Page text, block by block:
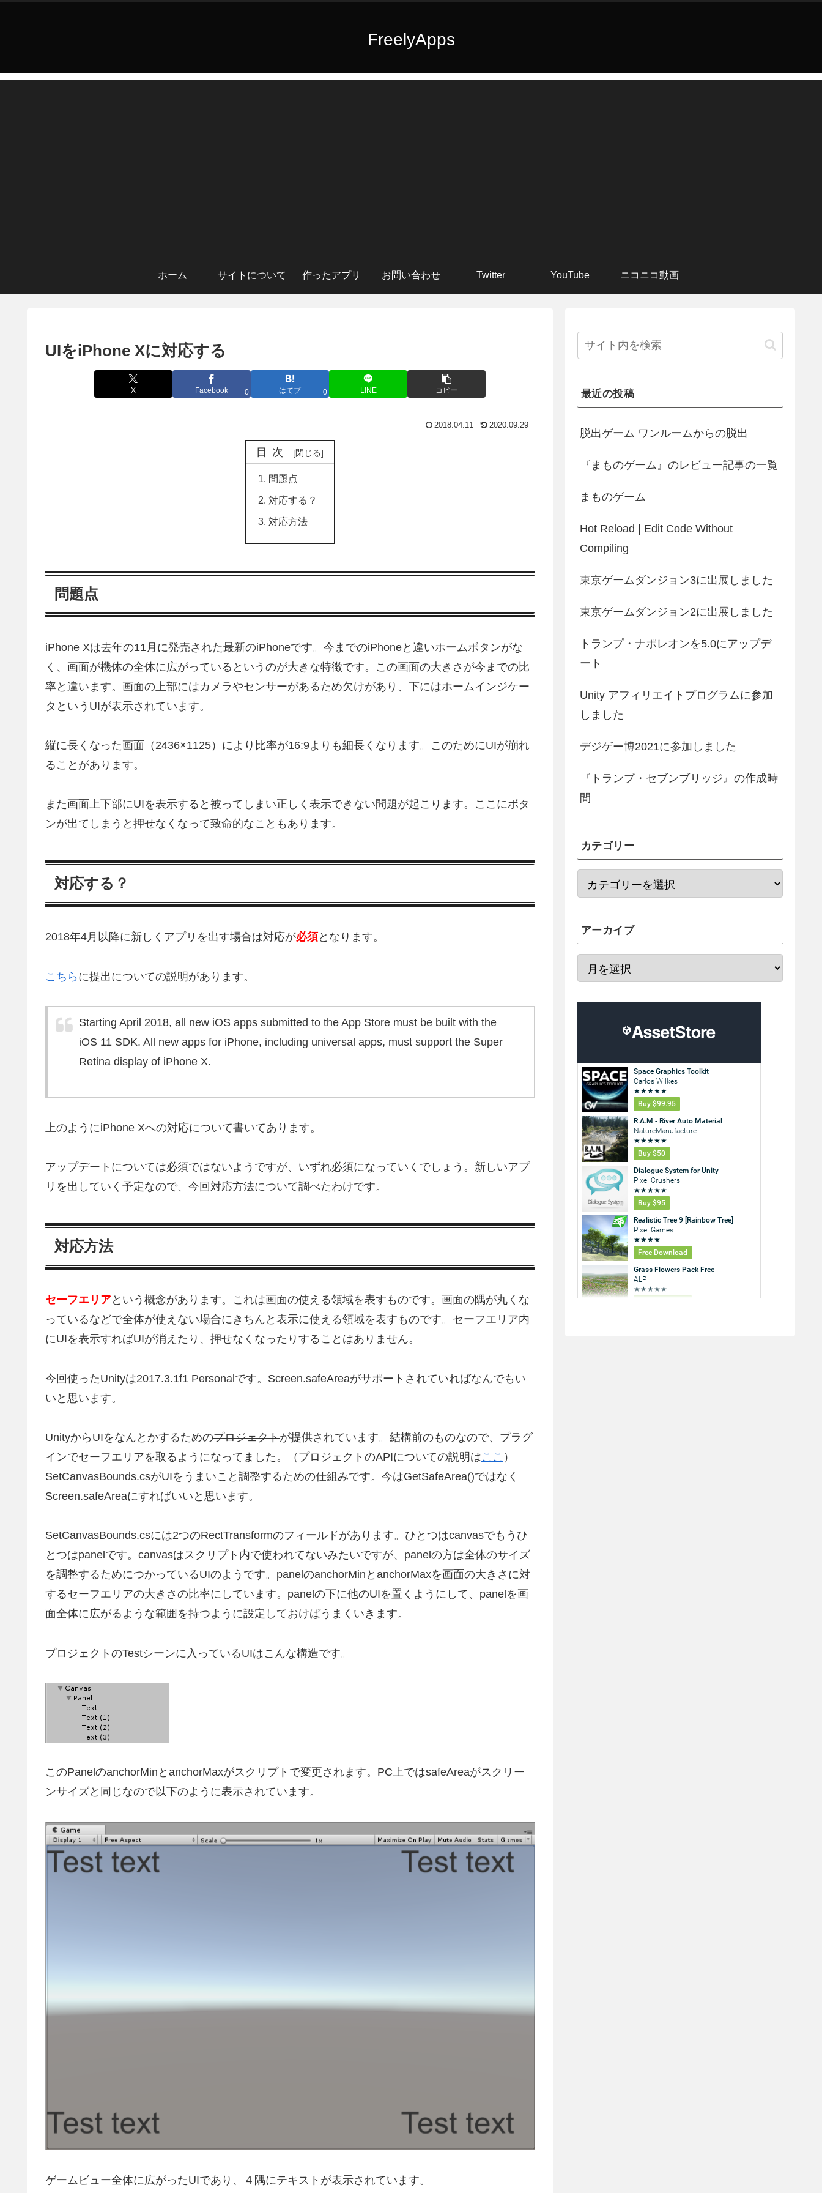
FreelyApps
ホーム サイトについて 作ったアプリ お問い合わせ Twitter YouTube ニコニコ動画
UIをiPhone Xに対応する
X Facebook 0 はてブ 0 LINE コピー
2018.04.11 2020.09.29
目次
問題点
対応する？
対応方法
問題点
iPhone Xは去年の11月に発売された最新のiPhoneです。今までのiPhoneと違いホームボタンがな
く、画面が機体の全体に広がっているというのが大きな特徴です。この画面の大きさが今までの比
率と違います。画面の上部にはカメラやセンサーがあるため欠けがあり、下にはホームインジケー
タというUIが表示されています。
縦に長くなった画面（2436×1125）により比率が16:9よりも細長くなります。このためにUIが崩れ
ることがあります。
また画面上下部にUIを表示すると被ってしまい正しく表示できない問題が起こります。ここにボタ
ンが出てしまうと押せなくなって致命的なこともあります。
対応する？
2018年4月以降に新しくアプリを出す場合は対応が必須となります。
こちら に提出についての説明があります。
Starting April 2018, all new iOS apps submitted to the App Store must be built with the
iOS 11 SDK. All new apps for iPhone, including universal apps, must support the Super
Retina display of iPhone X.
上のようにiPhone Xへの対応について書いてあります。
アップデートについては必須ではないようですが、いずれ必須になっていくでしょう。新しいアプ
リを出していく予定なので、今回対応方法について調べたわけです。
対応方法
セーフエリアという概念があります。これは画面の使える領域を表すものです。画面の隅が丸くな
っているなどで全体が使えない場合にきちんと表示に使える領域を表すものです。セーフエリア内
にUIを表示すればUIが消えたり、押せなくなったりすることはありません。
今回使ったUnityは2017.3.1f1 Personalです。Screen.safeAreaがサポートされていればなんでもい
いと思います。
UnityからUIをなんとかするためのプロジェクトが提供されています。結構前のものなので、プラグ
インでセーフエリアを取るようになってました。（プロジェクトのAPIについての説明はここ ）
SetCanvasBounds.csがUIをうまいこと調整するための仕組みです。今はGetSafeArea()ではなく
Screen.safeAreaにすればいいと思います。
SetCanvasBounds.csには2つのRectTransformのフィールドがあります。ひとつはcanvasでもうひ
とつはpanelです。canvasはスクリプト内で使われてないみたいですが、panelの方は全体のサイズ
を調整するためにつかっているUIのようです。panelのanchorMinとanchorMaxを画面の大きさに対
するセーフエリアの大きさの比率にしています。panelの下に他のUIを置くようにして、panelを画
面全体に広がるような範囲を持つように設定しておけばうまくいきます。
プロジェクトのTestシーンに入っているUIはこんな構造です。
このPanelのanchorMinとanchorMaxがスクリプトで変更されます。PC上ではsafeAreaがスクリー
ンサイズと同じなので以下のように表示されています。
ゲームビュー全体に広がったUIであり、４隅にテキストが表示されています。
最近の投稿
脱出ゲーム ワンルームからの脱出
『まものゲーム』のレビュー記事の一覧
まものゲーム
Hot Reload | Edit Code Without
Compiling
東京ゲームダンジョン3に出展しました
東京ゲームダンジョン2に出展しました
トランプ・ナポレオンを5.0にアップデ
ート
Unity アフィリエイトプログラムに参加
しました
デジゲー博2021に参加しました
『トランプ・セブンブリッジ』の作成時
間
カテゴリー
アーカイブ